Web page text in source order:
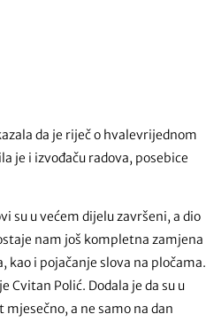
da je riječ o hvalevrijednom
je i izvođaču radova, posebice
su u većem dijelu završeni, a dio
nam još kompletna zamjena
i pojačanje slova na pločama.
Cvitan Polić. Dodala je da su u
a ne samo na dan